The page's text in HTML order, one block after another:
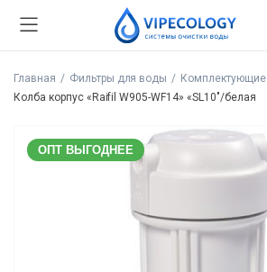
Главная Фильтры для воды Комплектующие
Колба корпус «Raifil W905-WF14» «SL10″/белая
ОПТ ВЫГОДНЕЕ